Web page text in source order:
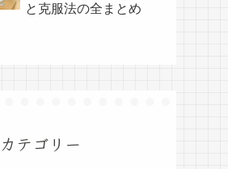
と克服法の全まとめ
カテゴリー